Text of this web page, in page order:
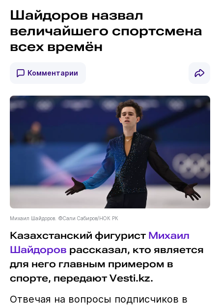
Шайдоров назвал
величайшего спортсмена
всех времён
Комментарии
Михаил Шайдоров. ©Сали Сабиров/НОК РК
Казахстанский фигурист Михаил
Шайдоров рассказал, кто является
для него главным примером в
спорте, передают Vesti.kz.
Отвечая на вопросы подписчиков в